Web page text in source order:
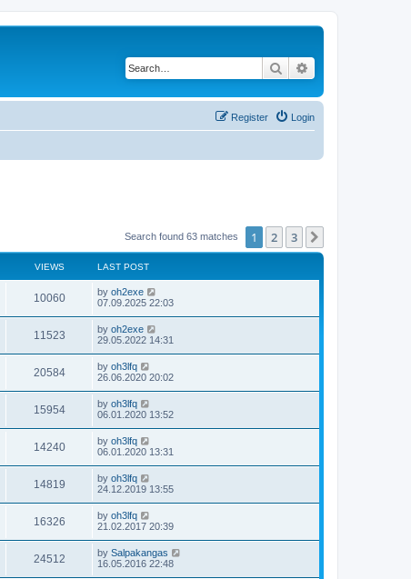
Search
Login
Register
Search found 63 matches 1 2 3
VIEWS LAST POST
10060 by oh2exe
07.09.2025 22:03
11523 by oh2exe
29.05.2022 14:31
20584 by oh3lfq
26.06.2020 20:02
15954 by oh3lfq
06.01.2020 13:52
14240 by oh3lfq
06.01.2020 13:31
14819 by oh3lfq
24.12.2019 13:55
16326 by oh3lfq
21.02.2017 20:39
24512 by Salpakangas
16.05.2016 22:48